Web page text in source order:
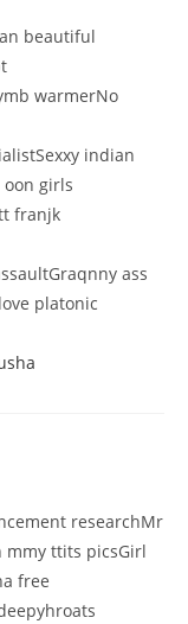
beautiful
warmerNo
indian
girls
franjk
ass
platonic
researchMr
mmy ttits picsGirl
free